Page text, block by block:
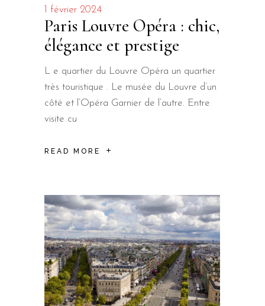
1 février 2024
Paris Louvre Opéra : chic,
élégance et prestige
L e quartier du Louvre Opéra un quartier
très touristique . Le musée du Louvre d’un
côté et l’Opéra Garnier de l’autre. Entre
visite cu
READ MORE